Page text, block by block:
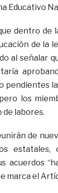
Educativo
dentro de
de la
al señalar
pendientes
los
de labores.
de
acuerdos
marca el